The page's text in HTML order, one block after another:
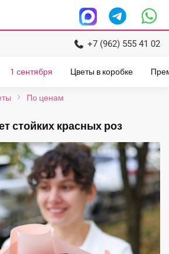
+7 (962) 555 41 02
1 сентября Цветы в коробке
По ценам
стойких красных роз